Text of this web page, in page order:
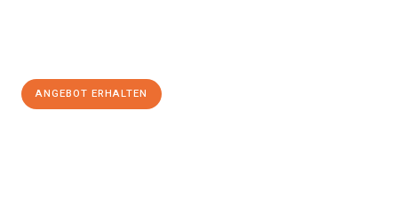
ANGEBOT ERHALTEN